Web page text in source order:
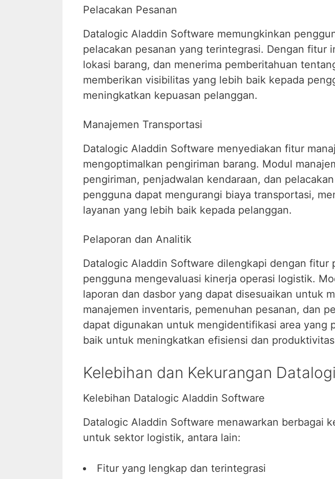
Pelacakan Pesanan
Datalogic Aladdin Software memungkinkan
pelacakan pesanan yang terintegrasi. Dengan fitur
lokasi barang, dan menerima pemberitahuan
memberikan visibilitas yang lebih baik kepada
meningkatkan kepuasan pelanggan.
Manajemen Transportasi
Datalogic Aladdin Software menyediakan fitur
mengoptimalkan pengiriman barang. Modul
pengiriman, penjadwalan kendaraan, dan
pengguna dapat mengurangi biaya transportasi,
layanan yang lebih baik kepada pelanggan.
Pelaporan dan Analitik
Datalogic Aladdin Software dilengkapi dengan
pengguna mengevaluasi kinerja operasi logistik.
laporan dan dasbor yang dapat disesuaikan untuk
manajemen inventaris, pemenuhan pesanan, dan
dapat digunakan untuk mengidentifikasi area
baik untuk meningkatkan efisiensi dan
Kelebihan dan Kekurangan
Kelebihan Datalogic Aladdin Software
Datalogic Aladdin Software menawarkan berbagai
untuk sektor logistik, antara lain:
Fitur yang lengkap dan terintegrasi